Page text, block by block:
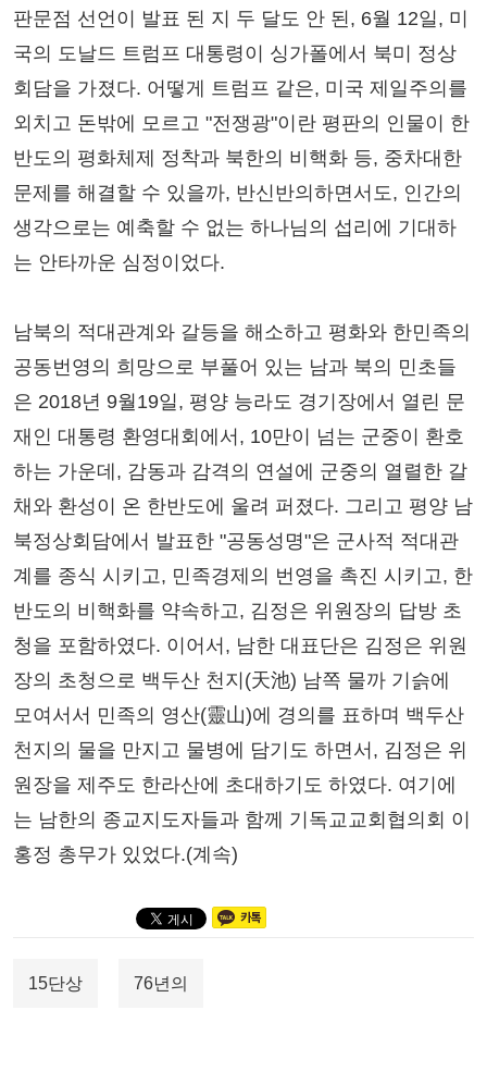
판문점 선언이 발표 된 지 두 달도 안 된, 6월 12일, 미
국의 도날드 트럼프 대통령이 싱가폴에서 북미 정상
회담을 가졌다. 어떻게 트럼프 같은, 미국 제일주의를
외치고 돈밖에 모르고 "전쟁광"이란 평판의 인물이 한
반도의 평화체제 정착과 북한의 비핵화 등, 중차대한
문제를 해결할 수 있을까, 반신반의하면서도, 인간의
생각으로는 예축할 수 없는 하나님의 섭리에 기대하
는 안타까운 심정이었다.
남북의 적대관계와 갈등을 해소하고 평화와 한민족의
공동번영의 희망으로 부풀어 있는 남과 북의 민초들
은 2018년 9월19일, 평양 능라도 경기장에서 열린 문
재인 대통령 환영대회에서, 10만이 넘는 군중이 환호
하는 가운데, 감동과 감격의 연설에 군중의 열렬한 갈
채와 환성이 온 한반도에 울려 퍼졌다. 그리고 평양 남
북정상회담에서 발표한 "공동성명"은 군사적 적대관
계를 종식 시키고, 민족경제의 번영을 촉진 시키고, 한
반도의 비핵화를 약속하고, 김정은 위원장의 답방 초
청을 포함하였다. 이어서, 남한 대표단은 김정은 위원
장의 초청으로 백두산 천지(天池) 남쪽 물까 기슭에
모여서서 민족의 영산(靈山)에 경의를 표하며 백두산
천지의 물을 만지고 물병에 담기도 하면서, 김정은 위
원장을 제주도 한라산에 초대하기도 하였다. 여기에
는 남한의 종교지도자들과 함께 기독교교회협의회 이
홍정 총무가 있었다.(계속)
15단상 76년의